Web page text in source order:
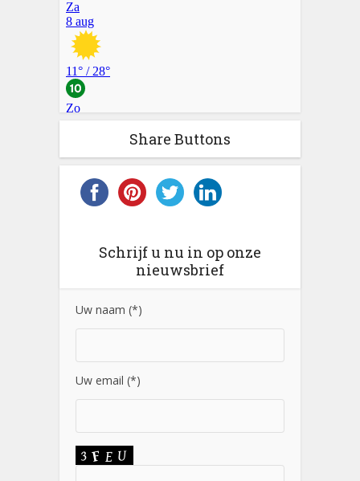
Share Buttons
Schrijf u nu in op onze
nieuwsbrief
Uw naam (*)
Uw email (*)